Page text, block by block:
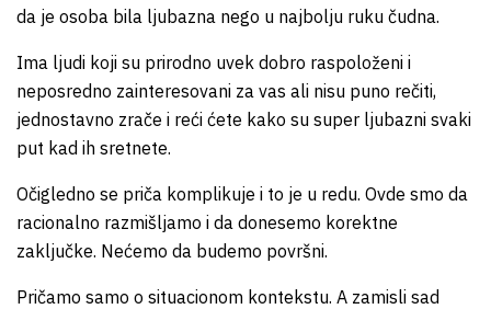
da je osoba bila ljubazna nego u najbolju ruku čudna.
Ima ljudi koji su prirodno uvek dobro raspoloženi i
neposredno zainteresovani za vas ali nisu puno rečiti,
jednostavno zrače i reći ćete kako su super ljubazni svaki
put kad ih sretnete.
Očigledno se priča komplikuje i to je u redu. Ovde smo da
racionalno razmišljamo i da donesemo korektne
zaključke. Nećemo da budemo površni.
Pričamo samo o situacionom kontekstu. A zamisli sad